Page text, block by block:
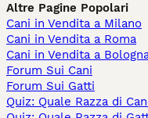
Altre Pagine Popolari
Cani in Vendita a Milano
Cani in Vendita a Roma
Cani in Vendita a
Forum Sui Cani
Forum Sui Gatti
Quiz: Quale Razza di